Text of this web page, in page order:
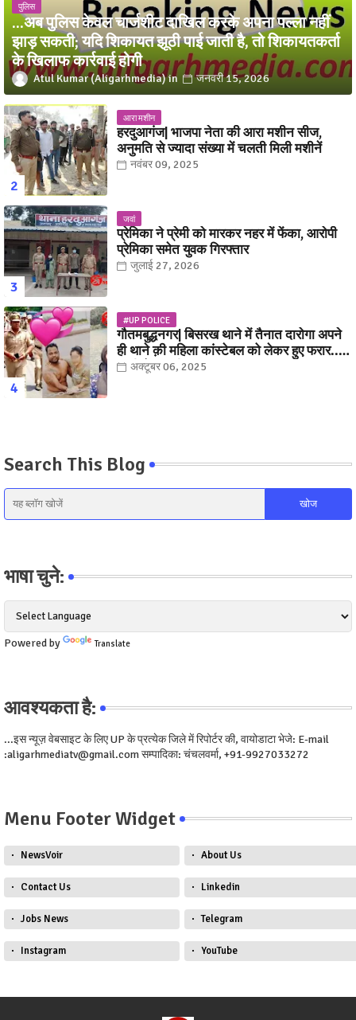
पुलिस
...अब पुलिस केवल चार्जशीट दाखिल करके अपना पल्ला नहीं
झाड़ सकती; यदि शिकायत झूठी पाई जाती है, तो शिकायतकर्ता
के खिलाफ कार्रवाई होगी
Atul Kumar (Aligarhmedia) जनवरी 15, 2026
आरा मशीन
हरदुआगंज| भाजपा नेता की आरा मशीन सीज,
अनुमति से ज्यादा संख्या में चलती मिली मशीनें
नवंबर 09, 2025
जवां
प्रेमिका ने प्रेमी को मारकर नहर में फेंका, आरोपी
प्रेमिका समेत युवक गिरफ्तार
जुलाई 27, 2026
#UP POLICE
गौतमबुद्धनगर| बिसरख थाने में तैनात दारोगा अपने
ही थाने क़ी महिला कांस्टेबल को लेकर हुए फरार...
पत्नी नें कर दी रार!
अक्टूबर 06, 2025
Search This Blog
भाषा चुने:
Powered by Translate
आवश्यकता है:
...इस न्यूज़ वेबसाइट के लिए UP के प्रत्येक जिले में रिपोर्टर की, वायोडाटा भेजे: E-mail
:aligarhmediatv@gmail.com सम्पादिका: चंचलवर्मा, +91-9927033272
Menu Footer Widget
NewsVoir About Us
Contact Us Linkedin
Jobs News Telegram
Instagram YouTube